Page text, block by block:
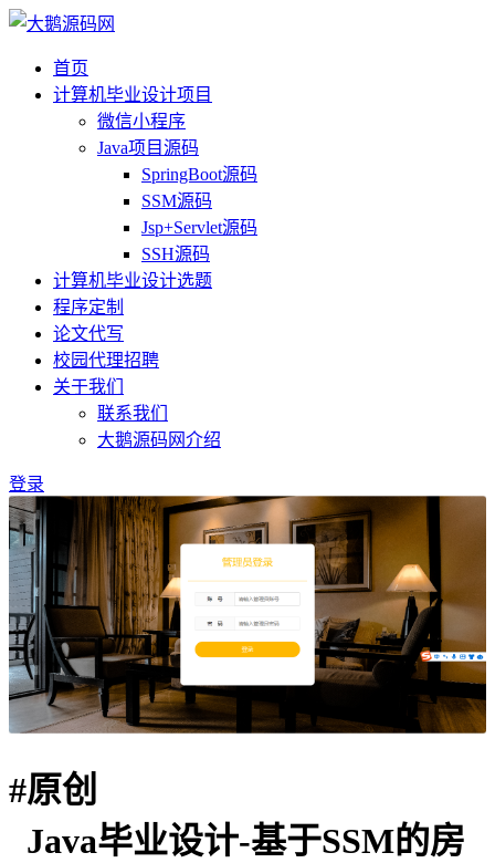
首页
计算机毕业设计项目
微信小程序
Java项目源码
SpringBoot源码
SSM源码
Jsp+Servlet源码
SSH源码
计算机毕业设计选题
程序定制
论文代写
校园代理招聘
关于我们
联系我们
大鹅源码网介绍
登录
#原创
Java毕业设计-基于SSM的房